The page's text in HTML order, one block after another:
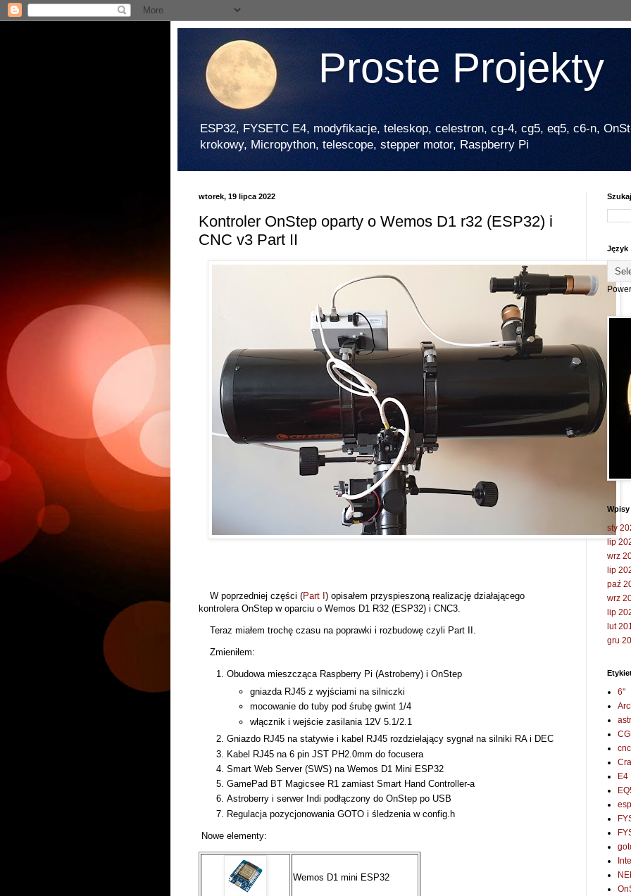
Proste Projekty
ESP32, FYSETC E4, modyfikacje, teleskop, celestron, cg-4, cg5, eq5, c6-n,
krokowy, Micropython, telescope, stepper motor, Raspberry Pi
wtorek, 19 lipca 2022
Kontroler OnStep oparty o Wemos D1 r32 (ESP32) i
CNC v3 Part II
W poprzedniej części (Part I ) opisałem przyspieszoną realizację działającego
kontrolera OnStep w oparciu o Wemos D1 R32 (ESP32) i CNC3.
Teraz miałem trochę czasu na poprawki i rozbudowę czyli Part II.
Zmieniłem:
Obudowa mieszcząca Raspberry Pi (Astroberry) i OnStep
gniazda RJ45 z wyjściami na silniczki
mocowanie do tuby pod śrubę gwint 1/4
włącznik i wejście zasilania 12V 5.1/2.1
Gniazdo RJ45 na statywie i kabel RJ45 rozdzielający sygnał na silniki RA i DEC
Kabel RJ45 na 6 pin JST PH2.0mm do focusera
Smart Web Server (SWS) na Wemos D1 Mini ESP32
GamePad BT Magicsee R1 zamiast Smart Hand Controller-a
Astroberry i serwer Indi podłączony do OnStep po USB
Regulacja pozycjonowania GOTO i śledzenia w config.h
Nowe elementy:
Wemos D1 mini ESP32
Język
Wpisy
sty
lip
wrz
lip
paź
wrz
lip
lut
gru
6"
cnc
E4